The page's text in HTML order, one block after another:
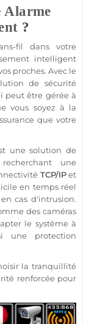
Alarme
?
fil dans votre
intelligent
proches. Avec le
desécurité
peut être gérée à
vous soyez à la
que votre
une solution de
une
TCP/IPet
en temps réel
cas d'intrusion.
des caméras
le systèmeà
une protection
la tranquillité
renforcée pour